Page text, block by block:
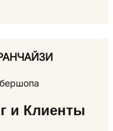
и Клиенты